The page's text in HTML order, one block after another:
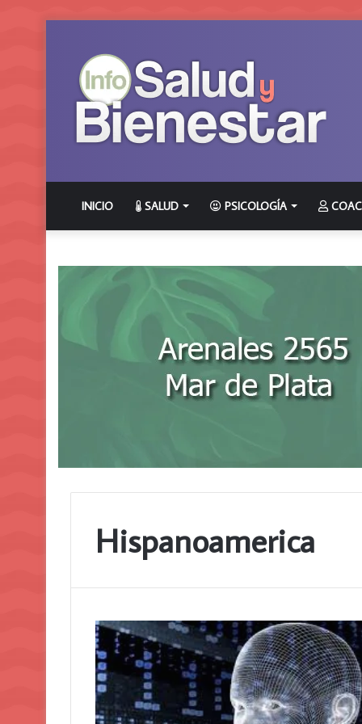
INICIO SALUD PSICOLOGÍA
Hispanoamerica